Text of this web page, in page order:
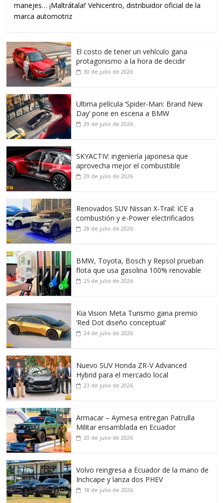
manejes… ¡Maltrátala!’ Vehicentro, distribuidor oficial de la
marca automotriz
El costo de tener un vehículo gana
protagonismo a la hora de decidir
30 de julio de 2026
Ultima película ‘Spider‑Man: Brand New
Day’ pone en escena a BMW
29 de julio de 2026
SKYACTIV: ingeniería japonesa que
aprovecha mejor el combustible
29 de julio de 2026
Renovados SUV Nissan X-Trail: ICE a
combustión y e-Power electrificados
28 de julio de 2026
BMW, Toyota, Bosch y Repsol prueban
flota que usa gasolina 100% renovable
25 de julio de 2026
Kia Vision Meta Turismo gana premio
‘Red Dot diseño conceptual’
24 de julio de 2026
Nuevo SUV Honda ZR-V Advanced
Hybrid para el mercado local
23 de julio de 2026
Armacar – Aymesa entregan Patrulla
Militar ensamblada en Ecuador
20 de julio de 2026
Volvo reingresa a Ecuador de la mano de
Inchcape y lanza dos PHEV
18 de julio de 2026